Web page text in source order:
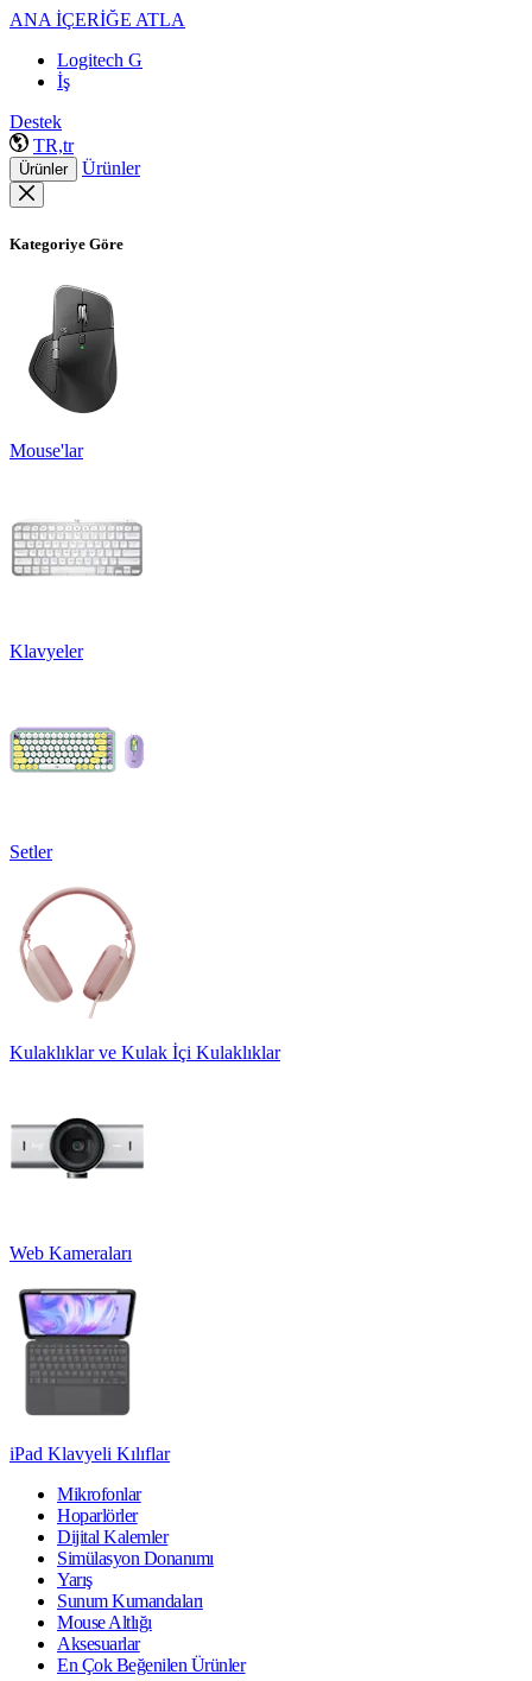
ANA İÇERİĞE ATLA
Logitech G
İş
Destek
TR,tr
Ürünler Ürünler
Kategoriye Göre
Mouse'lar
Klavyeler
Setler
Kulaklıklar ve Kulak İçi Kulaklıklar
Web Kameraları
iPad Klavyeli Kılıflar
Mikrofonlar
Hoparlörler
Dijital Kalemler
Simülasyon Donanımı
Yarış
Sunum Kumandaları
Mouse Altlığı
Aksesuarlar
En Çok Beğenilen Ürünler